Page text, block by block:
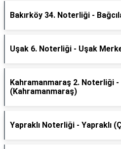
Bakırköy 34. Noterliği -
Uşak 6. Noterliği - Uşak
Kahramanmaraş 2. Noterliği
(Kahramanmaraş)
Yapraklı Noterliği - Yapraklı